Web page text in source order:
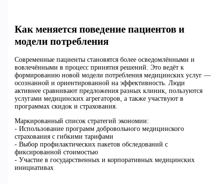
Как меняется поведение пациентов и
модели потребления
Современные пациенты становятся более осведомлёнными и
вовлечёнными в процесс принятия решений. Это ведёт к
формированию новой модели потребления медицинских услуг —
осознанной и ориентированной на эффективность. Люди
активнее сравнивают предложения разных клиник, пользуются
услугами медицинских агрегаторов, а также участвуют в
программах скидок и страхования.
Маркированный список стратегий экономии:
- Использование программ добровольного медицинского
страхования с гибкими тарифами
- Выбор профилактических пакетов обследований с
фиксированной стоимостью
- Участие в государственных и корпоративных медицинских
инициативах